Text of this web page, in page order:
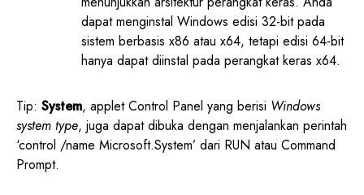
dapat menginstal Windows edisi 32-bit pada
sistem berbasis x86 atau x64, tetapi edisi 64-bit
hanya dapat diinstal pada perangkat keras x64.
Tip: System, applet Control Panel yang berisi Windows
system type, juga dapat dibuka dengan menjalankan perintah
‘control /name Microsoft.System’ dari RUN atau Command
Prompt.